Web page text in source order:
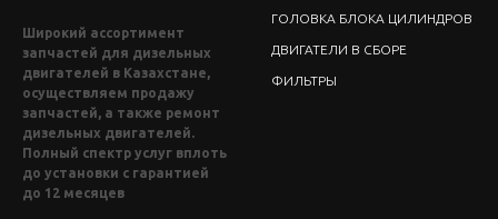
Широкий ассортимент
запчастей для дизельных
двигателей в Казахстане,
осуществляем продажу
запчастей, а также ремонт
дизельных двигателей.
Полный спектр услуг вплоть
до установки с гарантией
до 12 месяцев
ГОЛОВКА БЛОКА ЦИЛИНДРОВ
ДВИГАТЕЛИ В СБОРЕ
ФИЛЬТРЫ